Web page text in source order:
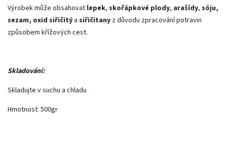
Výrobek může obsahovat lepek, skořápkové plody, arašídy, sóju,
sezam, oxid siřičitý a siřičitany z důvodu zpracování potravin
způsobem křížových cest.
Skladování:
Skladujte v suchu a chladu
Hmotnost: 500gr